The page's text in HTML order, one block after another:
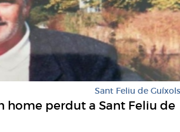
Sant Feliu de Guíxols
home perdut a Sant Feliu de